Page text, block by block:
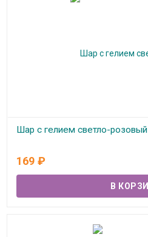
Шар с гелием светло-розовый
169 ₽